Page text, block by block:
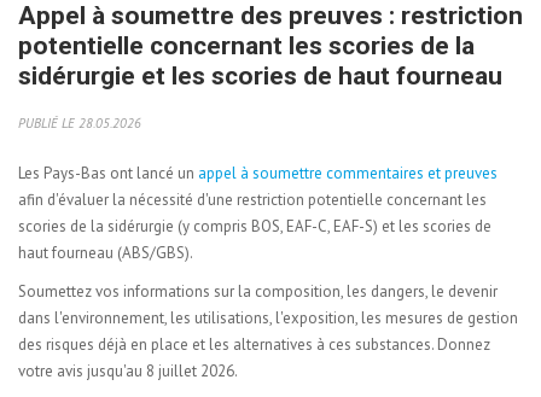
Appel à soumettre des preuves : restriction
potentielle concernant les scories de la
sidérurgie et les scories de haut fourneau
PUBLIÉ LE 28.05.2026
Les Pays-Bas ont lancé un appel à soumettre commentaires et preuves
afin d'évaluer la nécessité d'une restriction potentielle concernant les
scories de la sidérurgie (y compris BOS, EAF-C, EAF-S) et les scories de
haut fourneau (ABS/GBS).
Soumettez vos informations sur la composition, les dangers, le devenir
dans l'environnement, les utilisations, l'exposition, les mesures de gestion
des risques déjà en place et les alternatives à ces substances. Donnez
votre avis jusqu'au 8 juillet 2026.